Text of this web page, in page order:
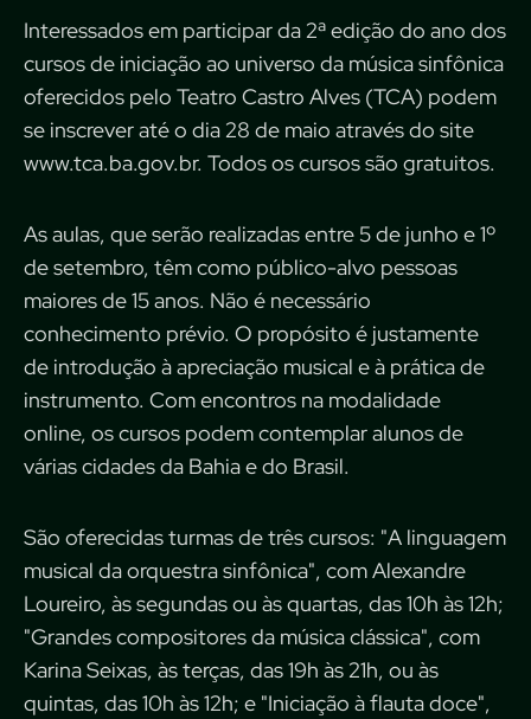
Interessados em participar da 2ª edição do ano dos
cursos de iniciação ao universo da música sinfônica
oferecidos pelo Teatro Castro Alves (TCA) podem
se inscrever até o dia 28 de maio através do site
www.tca.ba.gov.br. Todos os cursos são gratuitos.
As aulas, que serão realizadas entre 5 de junho e 1º
de setembro, têm como público-alvo pessoas
maiores de 15 anos. Não é necessário
conhecimento prévio. O propósito é justamente
de introdução à apreciação musical e à prática de
instrumento. Com encontros na modalidade
online, os cursos podem contemplar alunos de
várias cidades da Bahia e do Brasil.
São oferecidas turmas de três cursos: "A linguagem
musical da orquestra sinfônica", com Alexandre
Loureiro, às segundas ou às quartas, das 10h às 12h;
"Grandes compositores da música clássica", com
Karina Seixas, às terças, das 19h às 21h, ou às
quintas, das 10h às 12h; e "Iniciação à flauta doce",